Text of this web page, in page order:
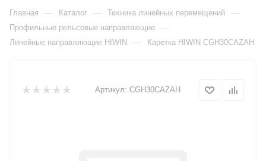
Главная — Каталог — Техника линейных перемещений —
Профильные рельсовые направляющие —
Линейные направляющие HIWIN — Каретка HIWIN CGH30CAZAH
Артикул: CGH30CAZAH